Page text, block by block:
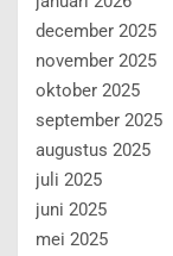
december 2025
november 2025
oktober 2025
september 2025
augustus 2025
juli 2025
juni 2025
mei 2025